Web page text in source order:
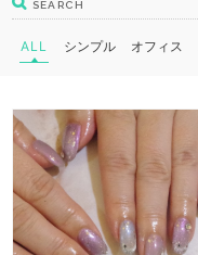
SEARCH
ALL シンプル オフィス